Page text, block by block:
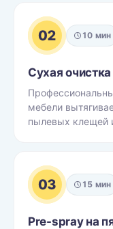
02 10 мин
Сухая очистка
мебели
пылевых клещей
03 15 мин
Pre-spray на